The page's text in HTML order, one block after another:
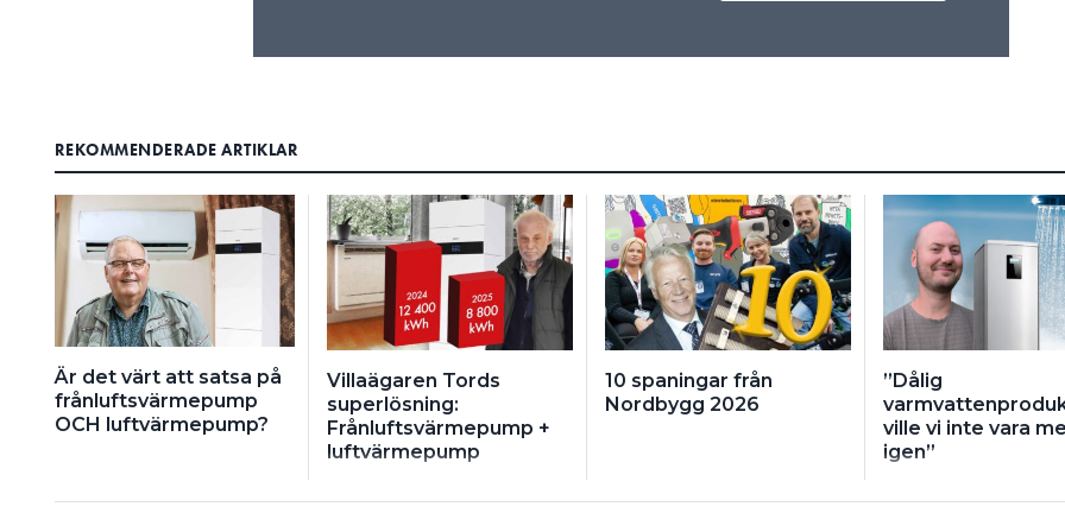
REKOMMENDERADE ARTIKLAR
Är det värt att satsa på
frånluftsvärmepump
OCH luftvärmepump?
Villaägaren Tords
superlösning:
Frånluftsvärmepump +
luftvärmepump
10 spaningar från
Nordbygg 2026
”Dålig
ville vi inte vara
igen”